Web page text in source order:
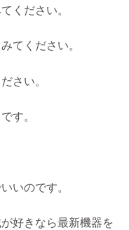
ください。
てください。
さい。
す。
いのです。
好きなら最新機器を